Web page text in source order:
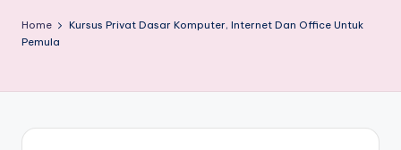
Home
Kursus Privat Dasar Komputer, Internet Dan Office Untuk
Pemula